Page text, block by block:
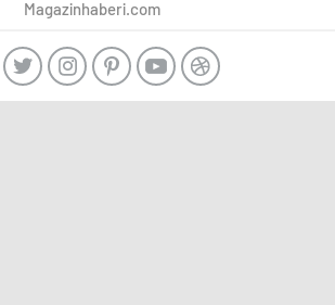
Magazinhaberi.com